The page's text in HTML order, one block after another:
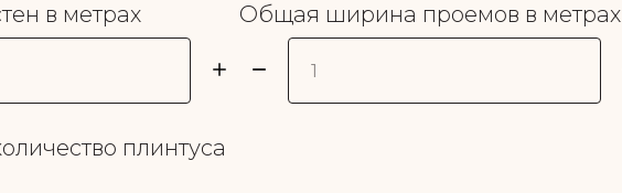
в метрах Общая ширина проемов в метрах
плинтуса